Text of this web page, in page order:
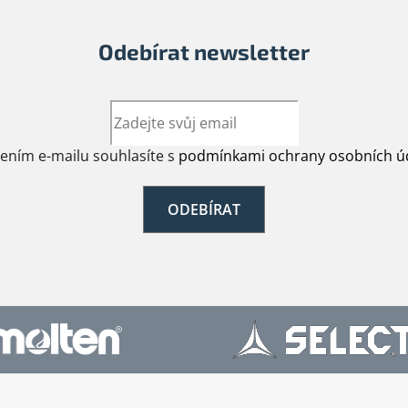
Odebírat newsletter
e-mailu souhlasíte s podmínkami ochrany osobních
ODEBÍRAT